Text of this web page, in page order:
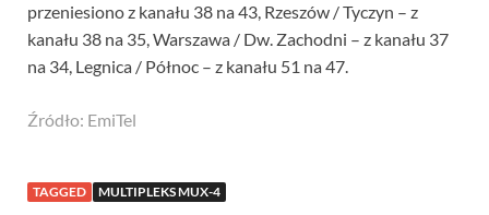
przeniesiono z kanału 38 na 43, Rzeszów / Tyczyn – z
kanału 38 na 35, Warszawa / Dw. Zachodni – z kanału 37
na 34, Legnica / Północ – z kanału 51 na 47.
Źródło: EmiTel
TAGGED MULTIPLEKS MUX-4